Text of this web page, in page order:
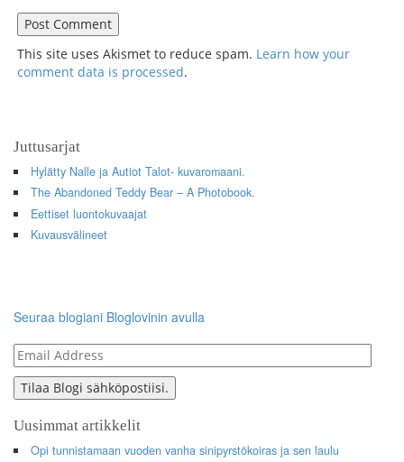
This site uses Akismet to reduce spam. Learn how your
comment data is processed.
Juttusarjat
Hylätty Nalle ja Autiot Talot- kuvaromaani.
The Abandoned Teddy Bear – A Photobook.
Eettiset luontokuvaajat
Kuvausvälineet
Seuraa blogiani Bloglovinin avulla
Email
Address
Tilaa Blogi sähköpostiisi.
Uusimmat artikkelit
Opi tunnistamaan vuoden vanha sinipyrstökoiras ja sen laulu